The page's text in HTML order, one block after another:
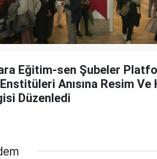
Eğitim-sen Şubeler
Anısına Resim Ve
Düzenledi